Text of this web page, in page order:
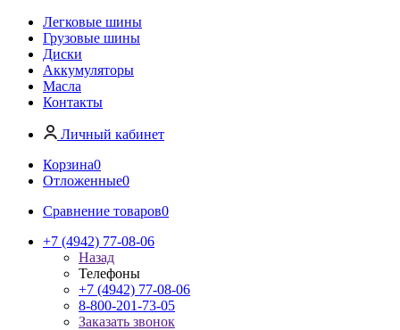
Легковые шины
Грузовые шины
Диски
Аккумуляторы
Масла
Контакты
Личный кабинет
Корзина0
Отложенные0
Сравнение товаров0
+7 (4942) 77-08-06
Назад
Телефоны
+7 (4942) 77-08-06
8-800-201-73-05
Заказать звонок